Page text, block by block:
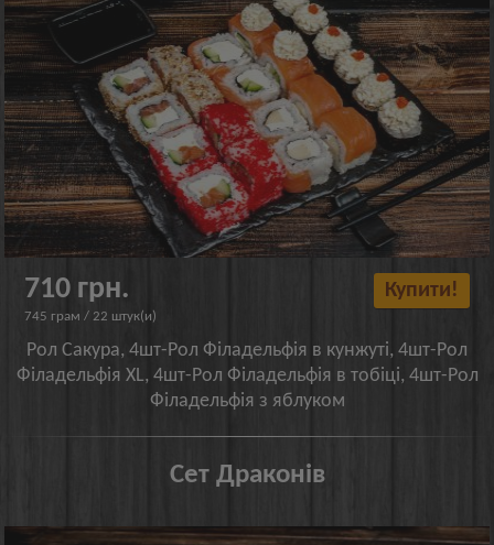
710 грн.
745 грам / 22 штук(и)
Купити!
Рол Сакура, 4шт-Рол Філадельфія в кунжуті, 4шт-Рол
Філадельфія XL, 4шт-Рол Філадельфія в тобіці, 4шт-Рол
Філадельфія з яблуком
Сет Драконів